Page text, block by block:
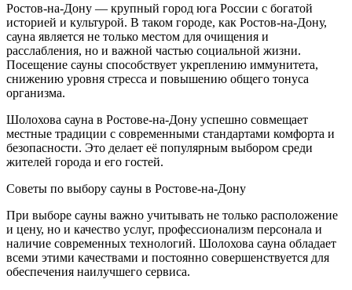
Ростов-на-Дону — крупный город юга России с богатой
историей и культурой. В таком городе, как Ростов-на-Дону,
сауна является не только местом для очищения и
расслабления, но и важной частью социальной жизни.
Посещение сауны способствует укреплению иммунитета,
снижению уровня стресса и повышению общего тонуса
организма.
Шолохова сауна в Ростове-на-Дону успешно совмещает
местные традиции с современными стандартами комфорта и
безопасности. Это делает её популярным выбором среди
жителей города и его гостей.
Советы по выбору сауны в Ростове-на-Дону
При выборе сауны важно учитывать не только расположение
и цену, но и качество услуг, профессионализм персонала и
наличие современных технологий. Шолохова сауна обладает
всеми этими качествами и постоянно совершенствуется для
обеспечения наилучшего сервиса.